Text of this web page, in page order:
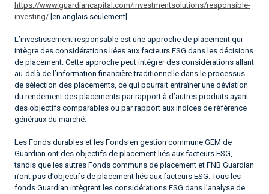
https://www.guardiancapital.com/investmentsolutions/responsible-
investing/ [en anglais seulement].
L’investissement responsable est une approche de placement qui
intègre des considérations liées aux facteurs ESG dans les décisions
de placement. Cette approche peut intégrer des considérations allant
au-delà de l’information financière traditionnelle dans le processus
de sélection des placements, ce qui pourrait entraîner une déviation
du rendement des placements par rapport à d’autres produits ayant
des objectifs comparables ou par rapport aux indices de référence
généraux du marché.
Les Fonds durables et les Fonds en gestion commune GEM de
Guardian ont des objectifs de placement liés aux facteurs ESG,
tandis que les autres Fonds communs de placement et FNB Guardian
n’ont pas d’objectifs de placement liés aux facteurs ESG. Tous les
fonds Guardian intègrent les considérations ESG dans l’analyse de